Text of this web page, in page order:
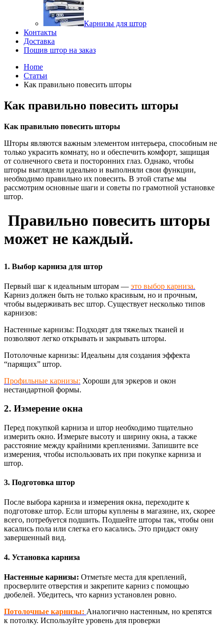
Карнизы для штор
Контакты
Доставка
Пошив штор на заказ
Home
Статьи
Как правильно повесить шторы
Как правильно повесить шторы
Как правильно повесить шторы
Шторы являются важным элементом интерьера, способным не
только украсить комнату, но и обеспечить комфорт, защищая
от солнечного света и посторонних глаз. Однако, чтобы
шторы выглядели идеально и выполняли свои функции,
необходимо правильно их повесить. В этой статье мы
рассмотрим основные шаги и советы по грамотной установке
штор.
Правильно повесить шторы
может не каждый.
1. Выбор карниза для штор
Первый шаг к идеальным шторам — это выбор карниза.
Карниз должен быть не только красивым, но и прочным,
чтобы выдерживать вес штор. Существует несколько типов
карнизов:
Настенные карнизы: Подходят для тяжелых тканей и
позволяют легко открывать и закрывать шторы.
Потолочные карнизы: Идеальны для создания эффекта
“парящих” штор.
Профильные карнизы: Хороши для эркеров и окон
нестандартной формы.
2. Измерение окна
Перед покупкой карниза и штор необходимо тщательно
измерить окно. Измерьте высоту и ширину окна, а также
расстояние между крайними креплениями. Запишите все
измерения, чтобы использовать их при покупке карниза и
штор.
3. Подготовка штор
После выбора карниза и измерения окна, переходите к
подготовке штор. Если шторы куплены в магазине, их, скорее
всего, потребуется подшить. Подшейте шторы так, чтобы они
касались пола или слегка его касались. Это придаст окну
завершенный вид.
4. Установка карниза
Настенные карнизы: Отметьте места для креплений,
просверлите отверстия и закрепите карниз с помощью
дюбелей. Убедитесь, что карниз установлен ровно.
Потолочные карнизы: Аналогично настенным, но крепятся
к потолку. Используйте уровень для проверки